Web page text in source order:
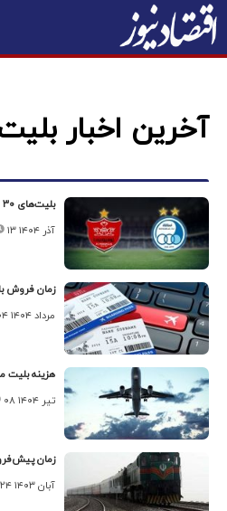
آخرین اخبار
بلیت‌های ۳۰ میلیونی دربی دربازار سیاه
۱۳ آذر ۱۴۰۴
زمان فروش
۰۴ مرداد ۱۴۰۴
هزینه بلیت
۰۸ تیر ۱۴۰۴
زمان
۲۴ آبان ۱۴۰۳